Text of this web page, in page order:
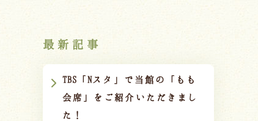
最新記事
TBS「Nスタ」で当館の「もも
会席」をご紹介いただきまし
た！